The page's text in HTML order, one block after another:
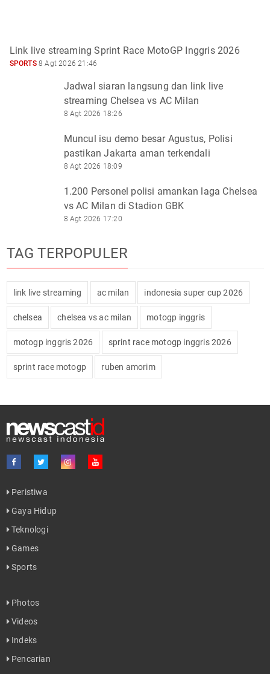
Link live streaming Sprint Race MotoGP Inggris 2026
SPORTS8 Agt 2026 21:46
Jadwal siaran langsung dan link live
streaming Chelsea vs AC Milan
8 Agt 2026 18:26
Muncul isu demo besar Agustus, Polisi
pastikan Jakarta aman terkendali
8 Agt 2026 18:09
1.200 Personel polisi amankan laga Chelsea
vs AC Milan di Stadion GBK
8 Agt 2026 17:20
TAG TERPOPULER
link live streaming ac milan indonesia super cup 2026
chelsea chelsea vs ac milan motogp inggris
motogp inggris 2026 sprint race motogp inggris 2026
sprint race motogp ruben amorim
Peristiwa
Gaya Hidup
Teknologi
Games
Sports
Photos
Videos
Indeks
Pencarian